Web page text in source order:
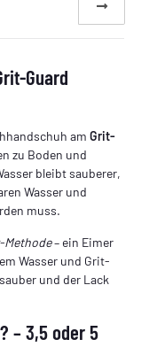
Guard
amGrit-
zu Boden und
bleibt sauberer,
Wasser und
muss.
Methode– ein Eimer
Wasser und Grit-
und der Lack
– 3,5 oder 5